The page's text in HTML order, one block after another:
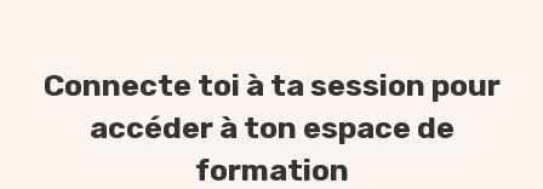
Connecte toi à ta session pour
accéder à ton espace de
formation